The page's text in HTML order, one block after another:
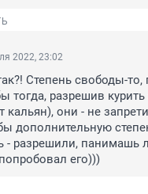
2022, 23:02
Степень свободы-
тогда, разрешив
кальян), они - не
дополнительную
- разрешили, панимашь
его)))